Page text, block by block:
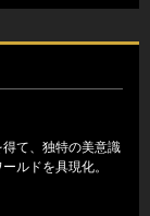
て、独特の美意識
ルドを具現化。